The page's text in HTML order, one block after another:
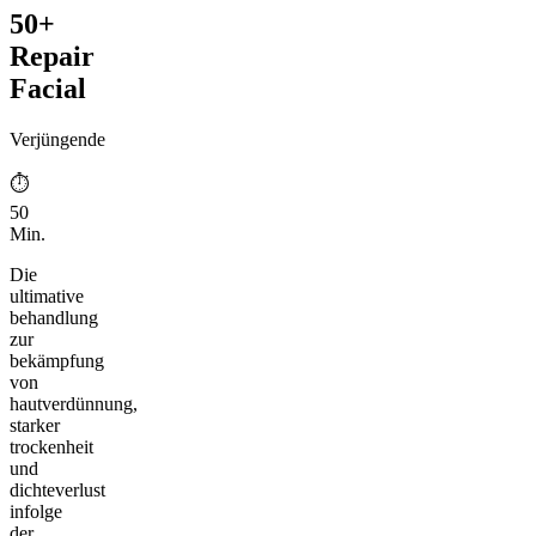
50+
Repair
Facial
Verjüngende
⏱︎
50
Min.
Die
ultimative
behandlung
zur
bekämpfung
von
hautverdünnung,
starker
trockenheit
und
dichteverlust
infolge